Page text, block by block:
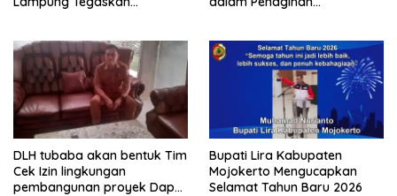
No 18/PUU-XVII/2019 & No.
2/PUU-XIX/2021
DLH tubaba akan bentuk Tim
Cek Izin lingkungan
pembangunan proyek Dapur
Bupati Lira Kabupaten
Mojokerto Mengucapkan
Selamat Tahun Baru 2026